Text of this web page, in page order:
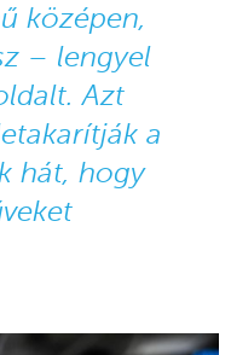
középen,
– lengyel
Azt
a
hát, hogy